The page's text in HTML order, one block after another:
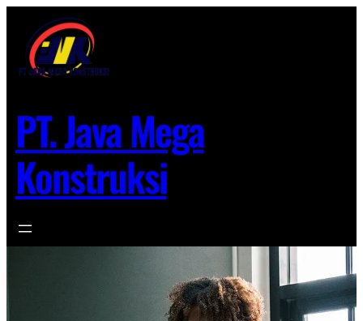
konten
PT. Java Mega
Konstruksi